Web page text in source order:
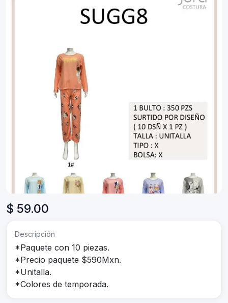
$ 59.00
Descripción
*Paquete con 10 piezas.
*Precio paquete $590Mxn.
*Unitalla.
*Colores de temporada.